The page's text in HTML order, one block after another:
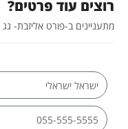
רוצים עוד פרטים?
מתעניינים ב-פורט אליזבת- גג